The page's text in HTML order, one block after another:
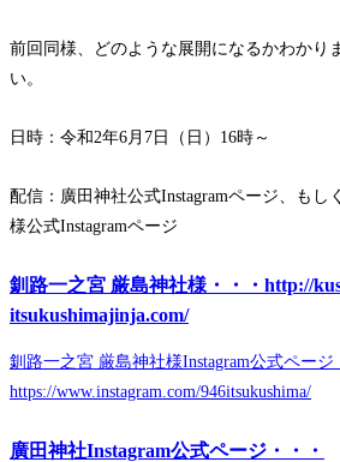
前回同様、どのような展開になるかわかり
い。
日時：令和2年6月7日（日）16時～
配信：廣田神社公式Instagramページ、もし
様公式Instagramページ
釧路一之宮 厳島神社様・・・http://
itsukushimajinja.com/
釧路一之宮 厳島神社様Instagram公式ページ
https://www.instagram.com/946itsukushima/
廣田神社Instagram公式ページ・・・